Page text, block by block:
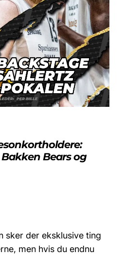
Bears og
sker der eksklusive ting
men hvis du endnu